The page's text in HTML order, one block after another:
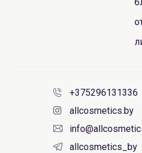
+375296131336
allcosmetics.by
allcosmetics_by